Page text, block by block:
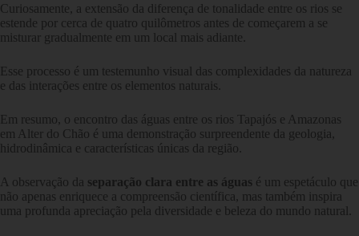
Curiosamente, a extensão da diferença de tonalidade entre os rios se
estende por cerca de quatro quilômetros antes de começarem a se
misturar gradualmente em um local mais adiante.
Esse processo é um testemunho visual das complexidades da natureza
e das interações entre os elementos naturais.
Em resumo, o encontro das águas entre os rios Tapajós e Amazonas
em Alter do Chão é uma demonstração surpreendente da geologia,
hidrodinâmica e características únicas da região.
A observação da separação clara entre as águas é um espetáculo que
não apenas enriquece a compreensão científica, mas também inspira
uma profunda apreciação pela diversidade e beleza do mundo natural.